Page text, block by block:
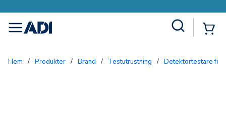
menu
Hem / Produkter / Brand / Testutrustning / Detektortestare